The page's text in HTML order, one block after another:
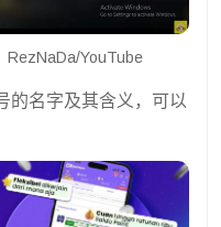
RezNaDa/YouTube
的名字及其含义，可以